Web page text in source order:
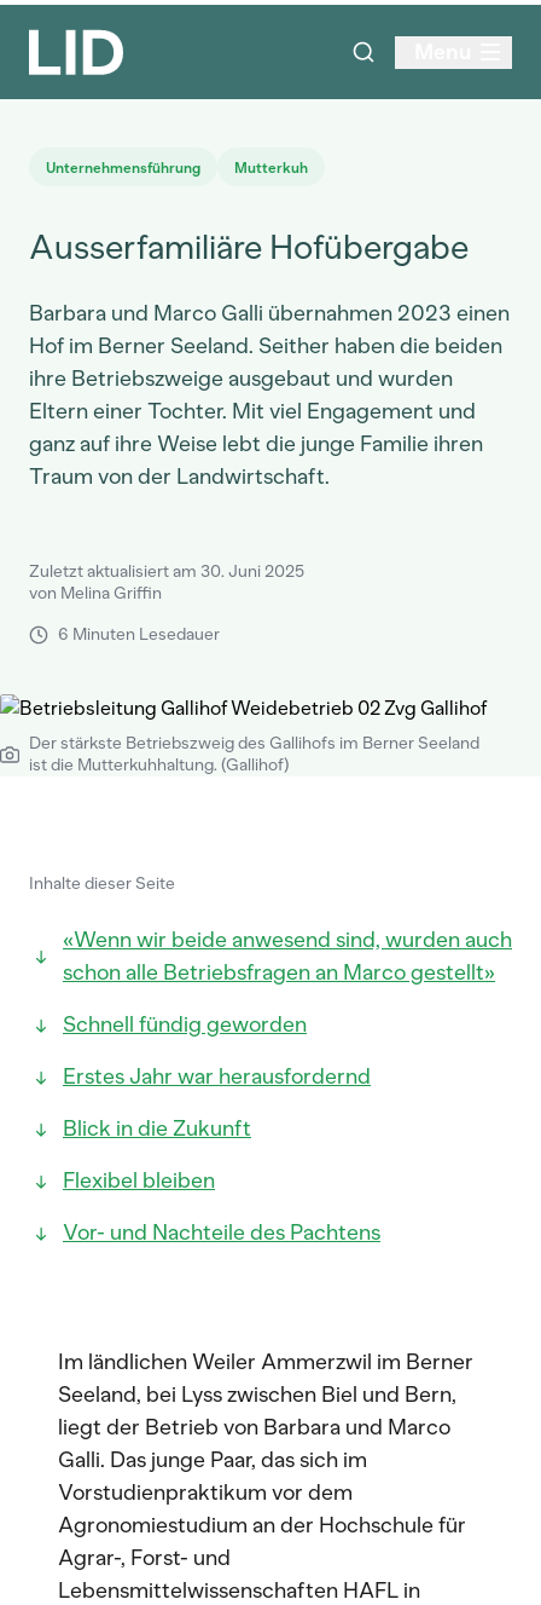
Unternehmensführung Mutterkuh
Ausserfamiliäre Hofübergabe
Barbara und Marco Galli übernahmen 2023 einen
Hof im Berner Seeland. Seither haben die beiden
ihre Betriebszweige ausgebaut und wurden
Eltern einer Tochter. Mit viel Engagement und
ganz auf ihre Weise lebt die junge Familie ihren
Traum von der Landwirtschaft.
Zuletzt aktualisiert am 30. Juni 2025
von Melina Griffin
6 Minuten Lesedauer
Der stärkste Betriebszweig des Gallihofs im Berner Seeland
ist die Mutterkuhhaltung. (Gallihof)
Inhalte dieser Seite
«Wenn wir beide anwesend sind, wurden auch
schon alle Betriebsfragen an Marco gestellt»
Schnell fündig geworden
Erstes Jahr war herausfordernd
Blick in die Zukunft
Flexibel bleiben
Vor- und Nachteile des Pachtens
Im ländlichen Weiler Ammerzwil im Berner
Seeland, bei Lyss zwischen Biel und Bern,
liegt der Betrieb von Barbara und Marco
Galli. Das junge Paar, das sich im
Vorstudienpraktikum vor dem
Agronomiestudium an der Hochschule für
Agrar-, Forst- und
Lebensmittelwissenschaften HAFL in